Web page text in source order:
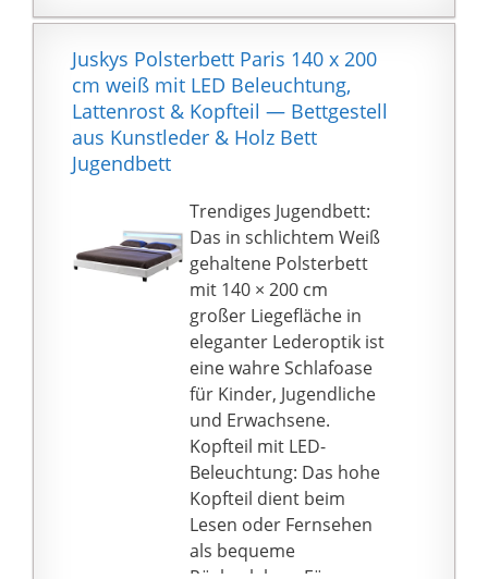
Mittelbalken. Lieferung
Matratze.
aufzubauen gemäß
beiliegender
Aufbauanleitung.
Lieferumfang:
Bettgestell weiss mit
enthalten: Matratze,
Dekoration.
Juskys Polsterbett Paris 140 x 200
cm weiß mit LED Beleuchtung,
Lattenrost & Kopfteil — Bettgestell
aus Kunstleder & Holz Bett
Jugendbett
Trendiges Jugendbett:
Das in schlichtem Weiß
gehaltene Polsterbett
mit 140 × 200 cm
großer Liegefläche in
eleganter Lederoptik ist
eine wahre Schlafoase
für Kinder, Jugendliche
und Erwachsene.
Kopfteil mit LED-
Beleuchtung: Das hohe
Kopfteil dient beim
Lesen oder Fernsehen
als bequeme